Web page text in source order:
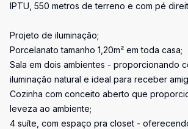
IPTU, 550 metros de terreno e com pé
Projeto de iluminação;
Porcelanato tamanho 1,20m² em toda casa;
Sala em dois ambientes - proporcionando
iluminação natural e ideal para receber
Cozinha com conceito aberto que
leveza ao ambiente;
4 suíte, com espaço pra closet -